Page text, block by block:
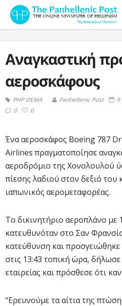
Αναγκαστική
αεροσκάφους
PHP ΘΕΜΑ Panhellenic Post
9
0
0
Ένα αεροσκάφος Boeing 787
Airlines πραγματοποίησε
αεροδρόμιο της Χονολουλού
πίεσης λαδιού στον δεξιό του
ιαπωνικός αερομεταφορέας.
Το δικινητήριο αεροπλάνο με
κατευθυνόταν στο Σαν
κατεύθυνση και
στις 13:43 τοπική ώρα,
εταιρείας και πρόσθεσε ότι
“Ερευνούμε τα αίτια της